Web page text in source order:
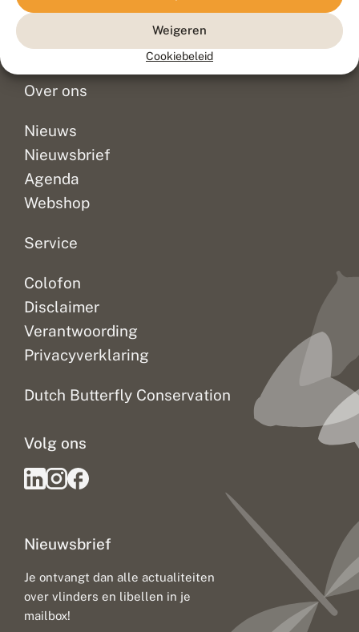
Weigeren
Cookiebeleid
Doneer
Over ons
Nieuws
Nieuwsbrief
Agenda
Webshop
Service
Colofon
Disclaimer
Verantwoording
Privacyverklaring
Dutch Butterfly Conservation
Nieuwsbrief
Je ontvangt dan alle actualiteiten
over vlinders en libellen in je
mailbox!
Volg ons